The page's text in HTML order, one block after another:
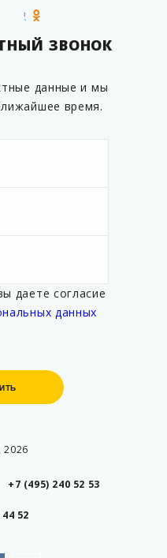
ЗВОНОК
данные и мы
время.
даете согласие
данных
2026
+7 (495) 240 52 53
52